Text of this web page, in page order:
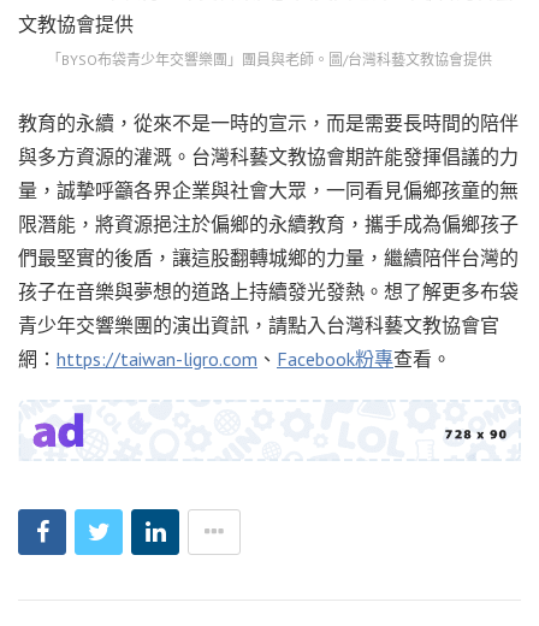
「BYSO布袋青少年交響樂團」團員與老師。圖/台灣科藝文教協會提供
教育的永續，從來不是一時的宣示，而是需要長時間的陪伴
與多方資源的灌溉。台灣科藝文教協會期許能發揮倡議的力
量，誠摯呼籲各界企業與社會大眾，一同看見偏鄉孩童的無
限潛能，將資源挹注於偏鄉的永續教育，攜手成為偏鄉孩子
們最堅實的後盾，讓這股翻轉城鄉的力量，繼續陪伴台灣的
孩子在音樂與夢想的道路上持續發光發熱。想了解更多布袋
青少年交響樂團的演出資訊，請點入台灣科藝文教協會官
網： https://taiwan-ligro.com 、 Facebook粉專查看。